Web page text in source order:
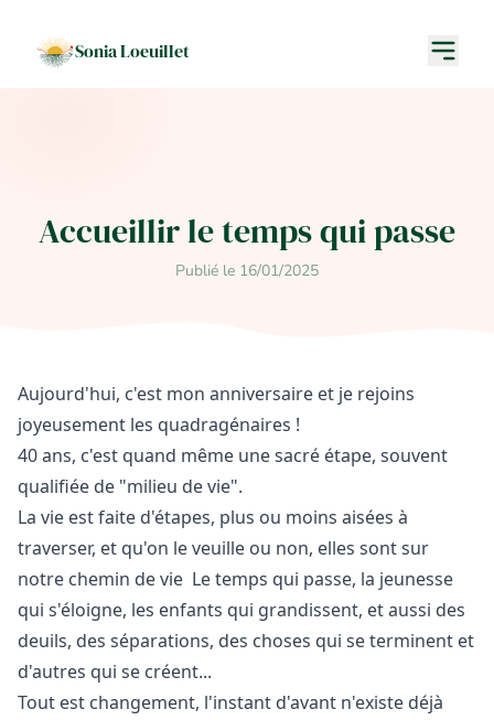
Sonia Loeuillet
Accueillir le temps qui passe
Publié le 16/01/2025
Aujourd'hui, c'est mon anniversaire et je rejoins
joyeusement les quadragénaires !
40 ans, c'est quand même une sacré étape, souvent
qualifiée de "milieu de vie".
La vie est faite d'étapes, plus ou moins aisées à
traverser, et qu'on le veuille ou non, elles sont sur
notre chemin de vie Le temps qui passe, la jeunesse
qui s'éloigne, les enfants qui grandissent, et aussi des
deuils, des séparations, des choses qui se terminent et
d'autres qui se créent...
Tout est changement, l'instant d'avant n'existe déjà